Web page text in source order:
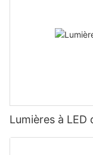
Lumières à LED